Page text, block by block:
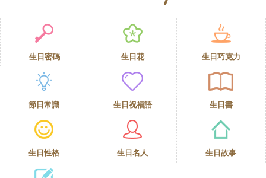
生日密碼 生日花 生日巧克力
節日常識 生日祝福語 生日書
生日性格 生日名人 生日故事